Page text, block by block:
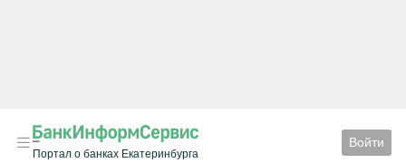
Портал о банках Екатеринбурга
Войти